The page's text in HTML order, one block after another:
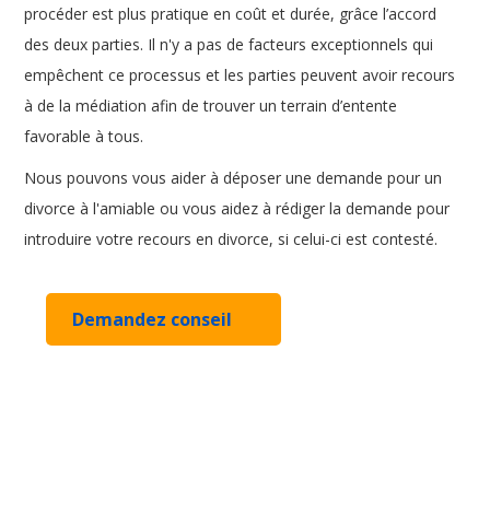
procéder est plus pratique en coût et durée, grâce l’accord
des deux parties. Il n'y a pas de facteurs exceptionnels qui
empêchent ce processus et les parties peuvent avoir recours
à de la médiation afin de trouver un terrain d’entente
favorable à tous.
Nous pouvons vous aider à déposer une demande pour un
divorce à l'amiable ou vous aidez à rédiger la demande pour
introduire votre recours en divorce, si celui-ci est contesté.
Demandez conseil